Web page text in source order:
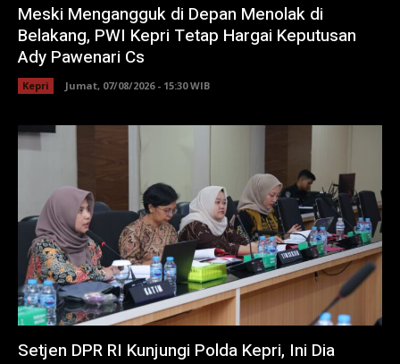
Meski Mengangguk di Depan Menolak di
Belakang, PWI Kepri Tetap Hargai Keputusan
Ady Pawenari Cs
Kepri Jumat, 07/08/2026 - 15:30 WIB
Setjen DPR RI Kunjungi Polda Kepri, Ini Dia